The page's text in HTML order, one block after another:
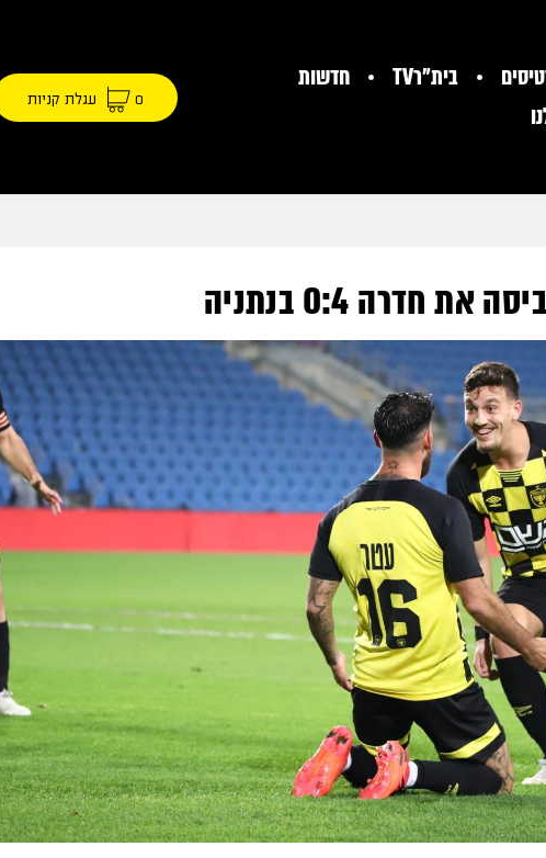
בית"רTV
חדשות
0 עגלת קניות
חדרה 0:4 בנתניה